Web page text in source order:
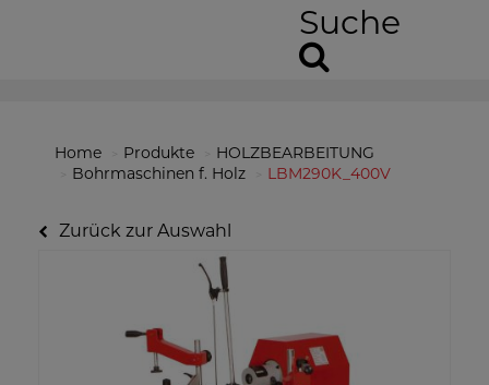
Suche
Home Produkte
HOLZBEARBEITUNG
Bohrmaschinen f. Holz
LBM290K_400V
Zurück zur Auswahl